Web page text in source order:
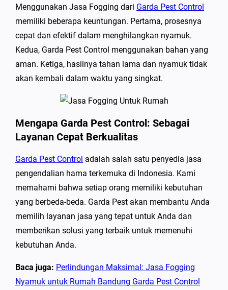
Menggunakan Jasa Fogging dari Garda Pest Control
memiliki beberapa keuntungan. Pertama, prosesnya
cepat dan efektif dalam menghilangkan nyamuk.
Kedua, Garda Pest Control menggunakan bahan yang
aman. Ketiga, hasilnya tahan lama dan nyamuk tidak
akan kembali dalam waktu yang singkat.
Mengapa Garda Pest Control: Sebagai
Layanan Cepat Berkualitas
Garda Pest Control adalah salah satu penyedia jasa
pengendalian hama terkemuka di Indonesia. Kami
memahami bahwa setiap orang memiliki kebutuhan
yang berbeda-beda. Garda Pest akan membantu Anda
memilih layanan jasa yang tepat untuk Anda dan
memberikan solusi yang terbaik untuk memenuhi
kebutuhan Anda.
Baca juga: Perlindungan Maksimal: Jasa Fogging
Nyamuk untuk Rumah Bandung Garda Pest Control